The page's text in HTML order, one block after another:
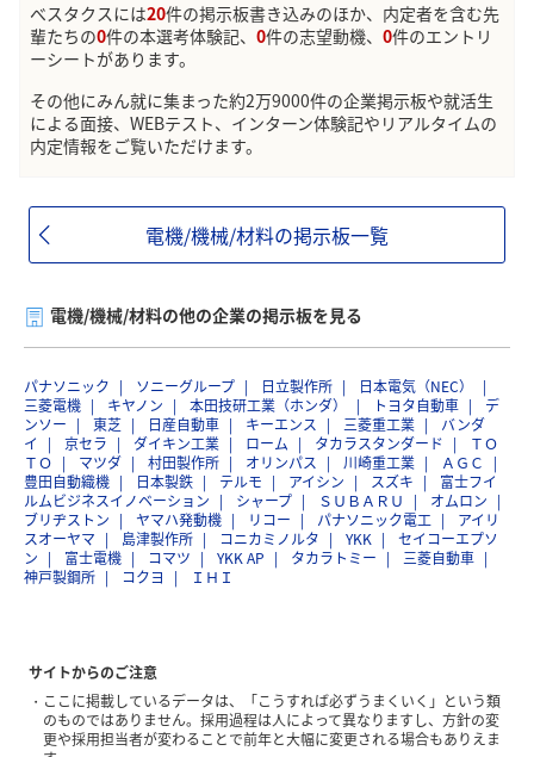
べスタクスには20件の掲示板書き込みのほか、内定者を含む先
輩たちの0件の本選考体験記、 0件の志望動機、 0件のエントリ
ーシートがあります。
その他にみん就に集まった約2万9000件の企業掲示板や就活生
による面接、WEBテスト、インターン体験記やリアルタイムの
内定情報をご覧いただけます。
電機/機械/材料の掲示板一覧
電機/機械/材料の他の企業の掲示板を見る
パナソニック ソニーグループ 日立製作所
日本電気（NEC）
三菱電機
キヤノン 本田技研工業（ホンダ） トヨタ自動車
デ
ンソー
東芝 日産自動車 キーエンス 三菱重工業
バンダ
イ
京セラ ダイキン工業 ローム タカラスタンダード
ＴＯ
ＴＯ
マツダ 村田製作所 オリンパス 川崎重工業
ＡＧＣ
豊田自動織機
日本製鉄 テルモ アイシン スズキ
富士フイ
ルムビジネスイノベーション
シャープ ＳＵＢＡＲＵ
オムロン
ブリヂストン
ヤマハ発動機 リコー パナソニック電工
アイリ
スオーヤマ
島津製作所 コニカミノルタ YKK
セイコーエプソ
ン
富士電機 コマツ YKK AP タカラトミー
三菱自動車
神戸製鋼所
コクヨ ＩＨＩ
サイトからのご注意
ここに掲載しているデータは、「こうすれば必ずうまくいく」という類
のものではありません。採用過程は人によって異なりますし、方針の変
更や採用担当者が変わることで前年と大幅に変更される場合もありえま